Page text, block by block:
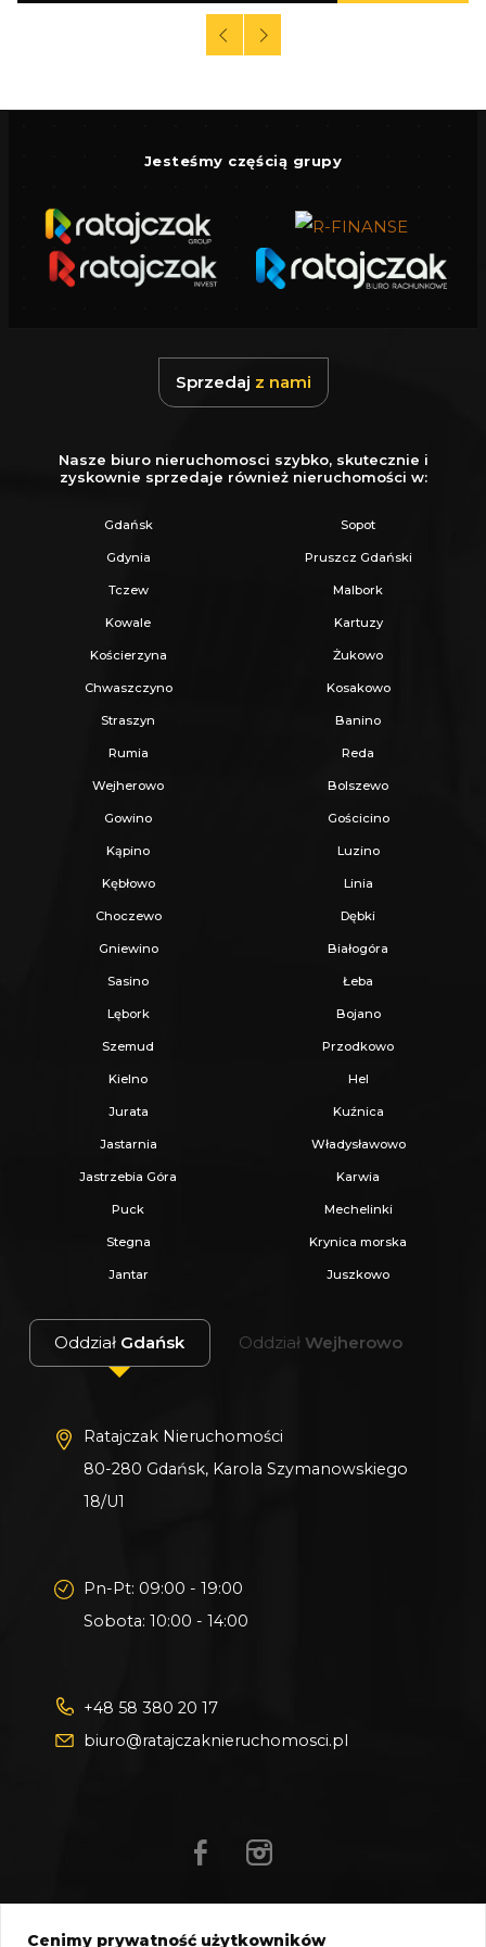
Gwarantujemy bezpieczny zakup i najlepszą
Oferujemy skuteczną i bezpłatną pomoc w
Zapewniamy fachowe doradztwo przy zakupie
pod inwestycję.
Wszystkie nasze transakcje są objęte
ubezpieczeniem OC w PZU.
Więcej podobnych ofert znajdziesz na naszej
Jesteśmy częścią grupy
Sprzedaj z nami
Nasze biuro nieruchomosci szybko, skutecznie i
zyskownie sprzedaje również nieruchomości w:
Gdańsk Sopot
Gdynia Pruszcz Gdański
Tczew Malbork
Kowale Kartuzy
Kościerzyna Żukowo
Chwaszczyno Kosakowo
Straszyn Banino
Rumia Reda
Wejherowo Bolszewo
Gowino Gościcino
Kąpino Luzino
Kębłowo Linia
Choczewo Dębki
Gniewino Białogóra
Sasino Łeba
Lębork Bojano
Szemud Przodkowo
Kielno Hel
Jurata Kuźnica
Jastarnia Władysławowo
Jastrzebia Góra Karwia
Puck Mechelinki
Stegna Krynica morska
Jantar Juszkowo
Oddział Gdańsk Oddział Wejherowo
Ratajczak Nieruchomości
80-280 Gdańsk, Karola Szymanowskiego
18/U1
Pn-Pt: 09:00 - 19:00
Sobota: 10:00 - 14:00
+48 58 380 20 17
biuro@ratajczaknieruchomosci.pl
Cenimy prywatność użytkowników